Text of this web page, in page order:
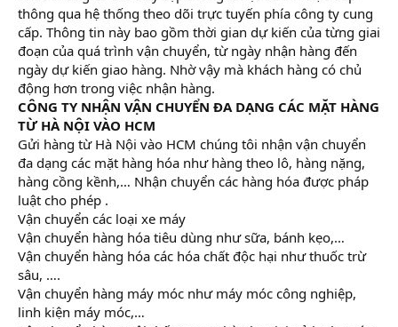
thông qua hệ thống theo dõi trực tuyến phía công ty cung
cấp. Thông tin này bao gồm thời gian dự kiến của từng giai
đoạn của quá trình vận chuyển, từ ngày nhận hàng đến
ngày dự kiến giao hàng. Nhờ vậy mà khách hàng có chủ
động hơn trong việc nhận hàng.
CÔNG TY NHẬN VẬN CHUYỂN ĐA DẠNG CÁC MẶT HÀNG
TỪ HÀ NỘI VÀO HCM
Gửi hàng từ Hà Nội vào HCM chúng tôi nhận vận chuyển
đa dạng các mặt hàng hóa như hàng theo lô, hàng nặng,
hàng cồng kềnh,… Nhận chuyển các hàng hóa được pháp
luật cho phép .
Vận chuyển các loại xe máy
Vận chuyển hàng hóa tiêu dùng như sữa, bánh kẹo,…
Vận chuyển hàng hóa các hóa chất độc hại như thuốc trừ
sâu, ….
Vận chuyển hàng máy móc như máy móc công nghiệp,
linh kiện máy móc,…